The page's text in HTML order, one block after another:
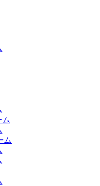
ム
ム